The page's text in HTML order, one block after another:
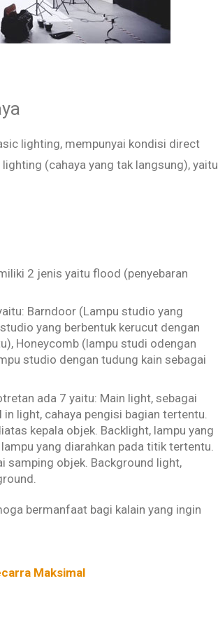
lighting, mempunyai kondisi direct
(cahaya yang tak langsung), yaitu
2 jenis yaitu flood (penyebaran
Barndoor (Lampu studio yang
yang berbentuk kerucut dengan
Honeycomb (lampu studi odengan
studio dengan tudung kain sebagai
ada 7 yaitu: Main light, sebagai
light, cahaya pengisi bagian tertentu.
kepala objek. Backlight, lampu yang
yang diarahkan pada titik tertentu.
samping objek. Background light,
bermanfaat bagi kalain yang ingin
Maksimal